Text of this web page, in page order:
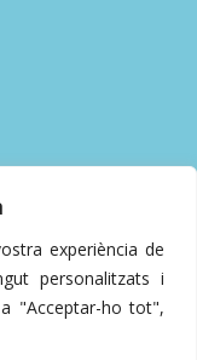
experiència de
personalitzats i
"Acceptar-ho tot",